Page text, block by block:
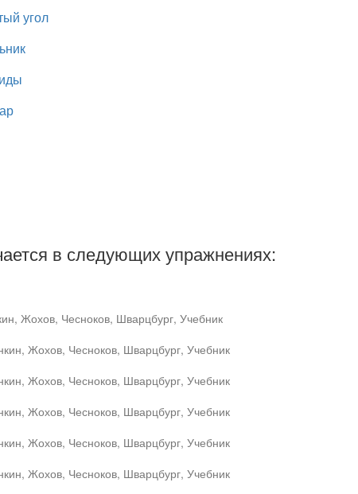
угол
в следующих упражнениях:
Жохов, Чесноков, Шварцбург, Учебник
Жохов, Чесноков, Шварцбург, Учебник
Жохов, Чесноков, Шварцбург, Учебник
Жохов, Чесноков, Шварцбург, Учебник
Жохов, Чесноков, Шварцбург, Учебник
Жохов, Чесноков, Шварцбург, Учебник